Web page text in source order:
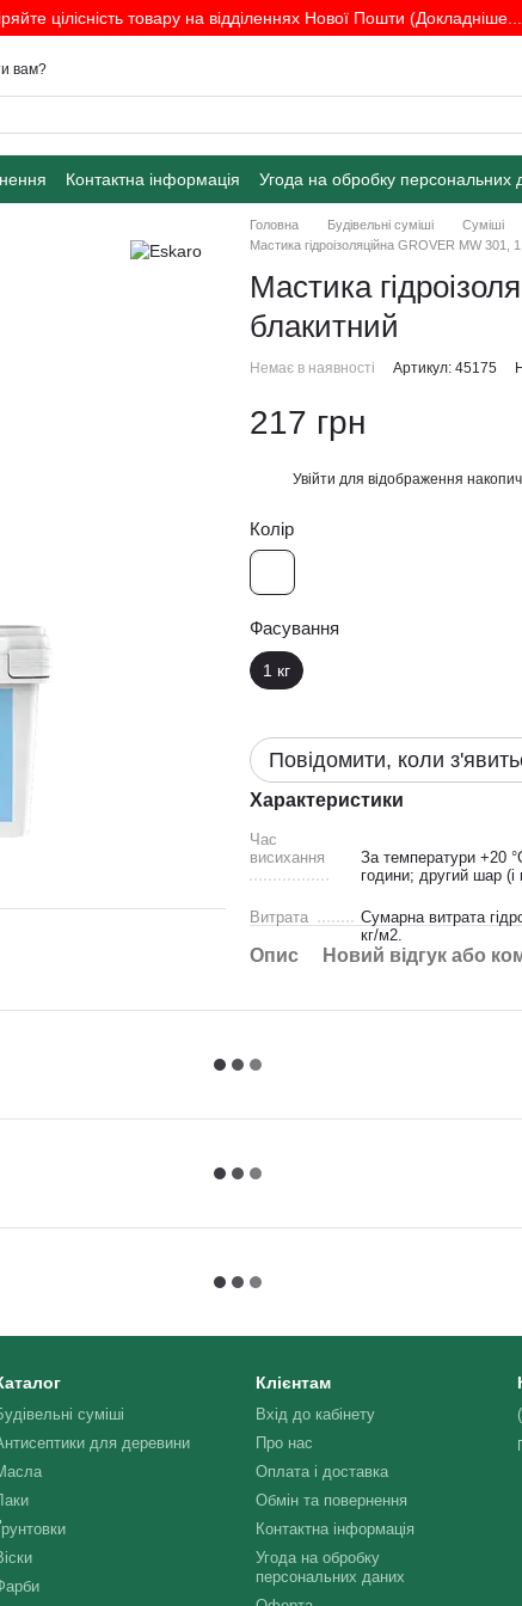
цілісність товару на відділеннях Нової Пошти
вам?
Контактна інформація Угода на обробку персональних
Головна Будівельні суміші Суміші
Мастика гідроізоляційна GROVER MW 301,
Мастика
блакитний
Немає в наявності Артикул: 45175
217 грн
Увійти для відображення
Колір
Фасування
1 кг
Повідомити, коли
Характеристики
Час
висихання
За температури +20
години; другий шар
Витрата
Сумарна витрата
кг/м2.
Опис Новий відгук або
суміші
для деревини
Клієнтам
Вхід до кабінету
Про нас
Оплата і доставка
Обмін та повернення
Контактна інформація
Угода на обробку
персональних даних